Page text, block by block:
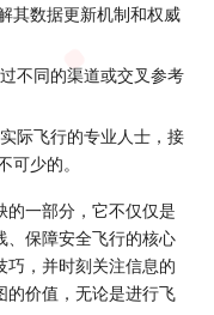
其数据更新机制和权威
不同的渠道或交叉参考
际飞行的专业人士，接
少的。
的一部分，它不仅仅是
、保障安全飞行的核心
巧，并时刻关注信息的
的价值，无论是进行飞